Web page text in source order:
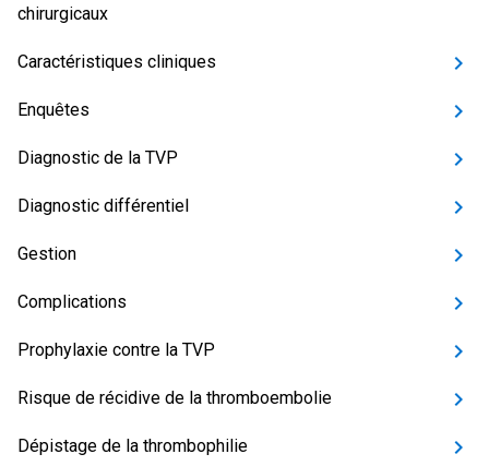
chirurgicaux
Caractéristiques cliniques
Enquêtes
Diagnostic de la TVP
Diagnostic différentiel
Gestion
Complications
Prophylaxie contre la TVP
Risque de récidive de la thromboembolie
Dépistage de la thrombophilie